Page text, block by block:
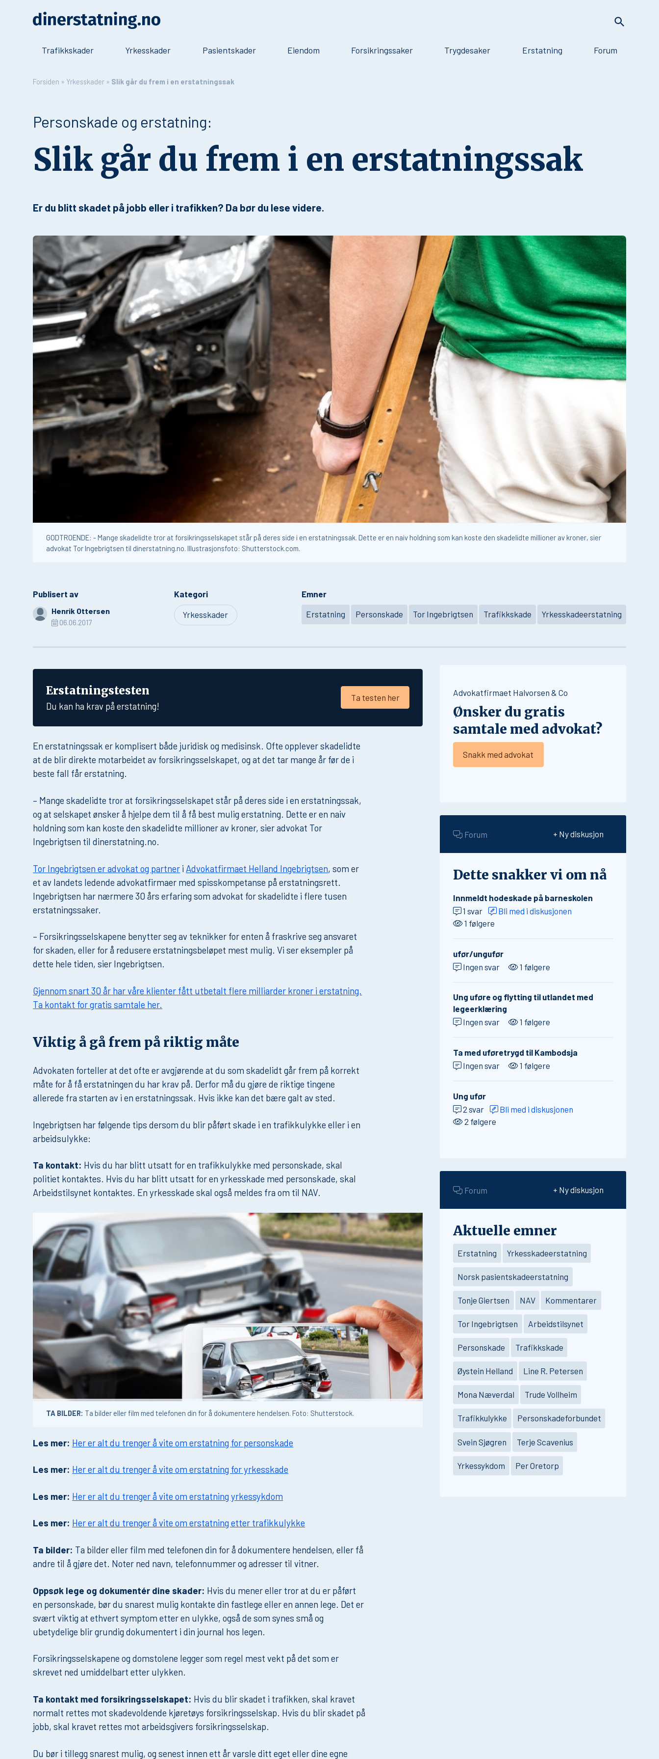
Trafikkskader Yrkesskader Pasientskader Eiendom Forsikringssaker Trygdesaker Erstatning Forum
Forsiden » Yrkesskader » Slik går du frem i en erstatningssak
Personskade og erstatning:
Slik går du frem i en erstatningssak
Er du blitt skadet på jobb eller i trafikken? Da bør du lese videre.
GODTROENDE: - Mange skadelidte tror at forsikringsselskapet står på deres side i en erstatningssak. Dette er en naiv holdning som kan koste den skadelidte millioner av kroner, sier
advokat Tor Ingebrigtsen til dinerstatning.no. Illustrasjonsfoto: Shutterstock.com.
Publisert av
Henrik Ottersen
06.06.2017
Kategori
Yrkesskader
Emner
Erstatning Personskade Tor Ingebrigtsen Trafikkskade Yrkesskadeerstatning
Erstatningstesten
Du kan ha krav på erstatning!
Ta testen her
En erstatningssak er komplisert både juridisk og medisinsk. Ofte opplever skadelidte
at de blir direkte motarbeidet av forsikringsselskapet, og at det tar mange år før de i
beste fall får erstatning.
– Mange skadelidte tror at forsikringsselskapet står på deres side i en erstatningssak,
og at selskapet ønsker å hjelpe dem til å få best mulig erstatning. Dette er en naiv
holdning som kan koste den skadelidte millioner av kroner, sier advokat Tor
Ingebrigtsen til dinerstatning.no.
Tor Ingebrigtsen er advokat og partner i Advokatfirmaet Helland Ingebrigtsen, som er
et av landets ledende advokatfirmaer med spisskompetanse på erstatningsrett.
Ingebrigtsen har nærmere 30 års erfaring som advokat for skadelidte i flere tusen
erstatningssaker.
– Forsikringsselskapene benytter seg av teknikker for enten å fraskrive seg ansvaret
for skaden, eller for å redusere erstatningsbeløpet mest mulig. Vi ser eksempler på
dette hele tiden, sier Ingebrigtsen.
Gjennom snart 30 år har våre klienter fått utbetalt flere milliarder kroner i erstatning.
Ta kontakt for gratis samtale her.
Viktig å gå frem på riktig måte
Advokaten forteller at det ofte er avgjørende at du som skadelidt går frem på korrekt
måte for å få erstatningen du har krav på. Derfor må du gjøre de riktige tingene
allerede fra starten av i en erstatningssak. Hvis ikke kan det bære galt av sted.
Ingebrigtsen har følgende tips dersom du blir påført skade i en trafikkulykke eller i en
arbeidsulykke:
Ta kontakt: Hvis du har blitt utsatt for en trafikkulykke med personskade, skal
politiet kontaktes. Hvis du har blitt utsatt for en yrkesskade med personskade, skal
Arbeidstilsynet kontaktes. En yrkesskade skal også meldes fra om til NAV.
TA BILDER: Ta bilder eller film med telefonen din for å dokumentere hendelsen. Foto: Shutterstock.
Les mer: Her er alt du trenger å vite om erstatning for personskade
Les mer: Her er alt du trenger å vite om erstatning for yrkesskade
Les mer: Her er alt du trenger å vite om erstatning yrkessykdom
Les mer: Her er alt du trenger å vite om erstatning etter trafikkulykke
Ta bilder: Ta bilder eller film med telefonen din for å dokumentere hendelsen, eller få
andre til å gjøre det. Noter ned navn, telefonnummer og adresser til vitner.
Oppsøk lege og dokumentér dine skader: Hvis du mener eller tror at du er påført
en personskade, bør du snarest mulig kontakte din fastlege eller en annen lege. Det er
svært viktig at ethvert symptom etter en ulykke, også de som synes små og
ubetydelige blir grundig dokumentert i din journal hos legen.
Forsikringsselskapene og domstolene legger som regel mest vekt på det som er
skrevet ned umiddelbart etter ulykken.
Ta kontakt med forsikringsselskapet: Hvis du blir skadet i trafikken, skal kravet
normalt rettes mot skadevoldende kjøretøys forsikringsselskap. Hvis du blir skadet på
jobb, skal kravet rettes mot arbeidsgivers forsikringsselskap.
Du bør i tillegg snarest mulig, og senest innen ett år varsle ditt eget eller dine egne
Advokatfirmaet Halvorsen & Co
Ønsker du gratis
samtale med advokat?
Snakk med advokat
Forum + Ny diskusjon
Dette snakker vi om nå
Innmeldt hodeskade på barneskolen
1 svar
Bli med i diskusjonen
1 følgere
ufør/ungufør
Ingen svar
1 følgere
Ung uføre og flytting til utlandet med
legeerklæring
Ingen svar
1 følgere
Ta med uføretrygd til Kambodsja
Ingen svar
1 følgere
Ung ufør
2 svar
Bli med i diskusjonen
2 følgere
Forum + Ny diskusjon
Aktuelle emner
Erstatning Yrkesskadeerstatning
Norsk pasientskadeerstatning
Tonje Giertsen NAV Kommentarer
Tor Ingebrigtsen Arbeidstilsynet
Personskade Trafikkskade
Øystein Helland Line R. Petersen
Mona Næverdal Trude Vollheim
Trafikkulykke Personskadeforbundet
Svein Sjøgren Terje Scavenius
Yrkessykdom Per Oretorp